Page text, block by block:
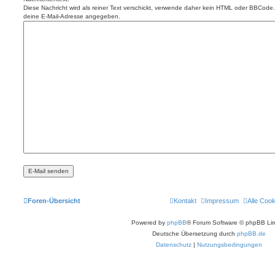
Diese Nachricht wird als reiner Text verschickt, verwende daher kein HTML oder
deine E-Mail-Adresse angegeben.
Foren-Übersicht Alle
Impressum
Kontakt
Powered by phpBB® Forum Software © phpBB
Deutsche Übersetzung durch phpBB.de
Datenschutz | Nutzungsbedingungen